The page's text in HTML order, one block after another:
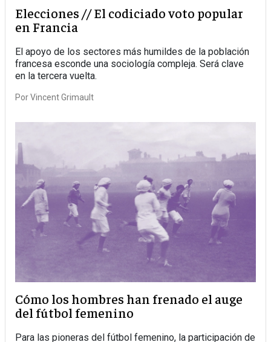
Elecciones // El codiciado voto popular
en Francia
El apoyo de los sectores más humildes de la población
francesa esconde una sociología compleja. Será clave
en la tercera vuelta.
PorVincent Grimault
Cómo los hombres han frenado el auge
del fútbol femenino
Para las pioneras del fútbol femenino, la participación de